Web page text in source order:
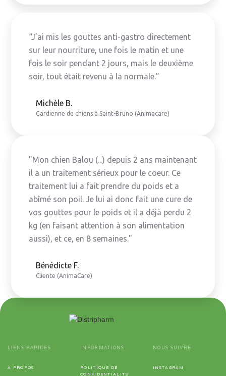
“J’ai mis les gouttes anti-gastro directement
sur leur nourriture, une fois le matin et une
fois le soir pendant 2 jours, mais le deuxième
soir, tout était revenu à la normale.”
Michèle B.
Gardienne de chiens à Saint-Bruno (Animacare)
"Mon chien Balou (...) depuis 2 ans maintenant
il a un traitement sérieux pour le coeur. Ce
traitement lui a fait prendre du poids et a
abîmé son poil. Je lui ai donc fait une cure de
vos gouttes pour le poids et il a déjà perdu 2
kg (en faisant attention à son alimentation
aussi), et ce, en 8 semaines."
Bénédicte F.
Cliente (AnimaCare)
LIENS RAPIDES
À PROPOS
INFORMATIONS
POLITIQUE DE
CONFIDENTIALITÉ
NOUS SUIVRE
INSTAGRAM